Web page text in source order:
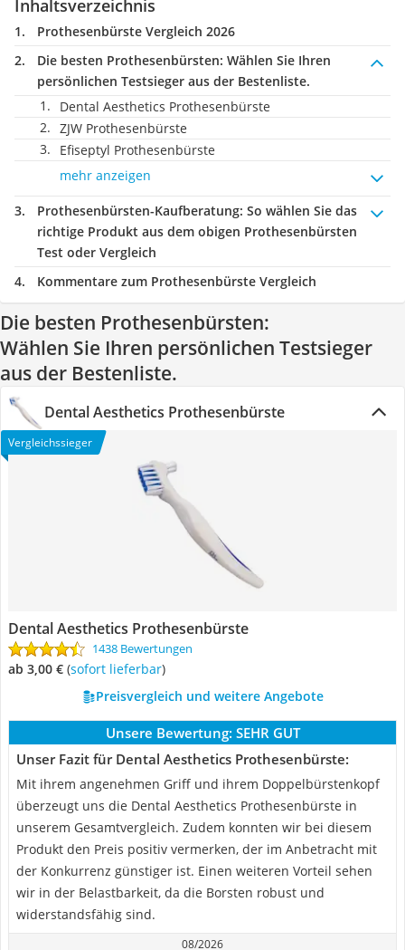
Inhaltsverzeichnis
Prothesenbürste Vergleich 2026
Die besten Prothesenbürsten: Wählen Sie Ihren
persönlichen Testsieger aus der Bestenliste.
Dental Aesthetics Prothesenbürste
ZJW Prothesenbürste
Efiseptyl Prothesenbürste
mehr anzeigen
Prothesenbürsten-Kaufberatung: So wählen Sie das
richtige Produkt aus dem obigen Prothesenbürsten
Test oder Vergleich
Kommentare zum Prothesenbürste Vergleich
Die besten Prothesenbürsten:
Wählen Sie Ihren persönlichen Testsieger
aus der Bestenliste.
Dental Aesthetics Prothesenbürste
Vergleichssieger
Dental Aesthetics Prothesenbürste
1438 Bewertungen
ab 3,00 € ( Sofort lieferbar)
Preisvergleich und weitere Angebote
Unsere Bewertung: SEHR GUT
Unser Fazit für Dental Aesthetics Prothesenbürste:
Mit ihrem angenehmen Griff und ihrem Doppelbürstenkopf
überzeugt uns die Dental Aesthetics Prothesenbürste in
unserem Gesamtvergleich. Zudem konnten wir bei diesem
Produkt den Preis positiv vermerken, der im Anbetracht mit
der Konkurrenz günstiger ist. Einen weiteren Vorteil sehen
wir in der Belastbarkeit, da die Borsten robust und
widerstandsfähig sind.
08/2026